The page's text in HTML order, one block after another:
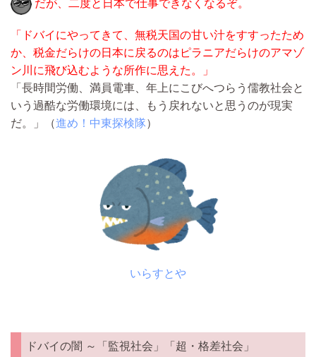
だが、二度と日本で仕事できなくなるぞ。
「ドバイにやってきて、無税天国の甘い汁をすすったため
か、税金だらけの日本に戻るのはピラニアだらけのアマゾ
ン川に飛び込むような所作に思えた。」
「長時間労働、満員電車、年上にこびへつらう儒教社会と
いう過酷な労働環境には、もう戻れないと思うのが現実
だ。」（進め！中東探検隊）
いらすとや
ドバイの闇 ～「監視社会」「超・格差社会」